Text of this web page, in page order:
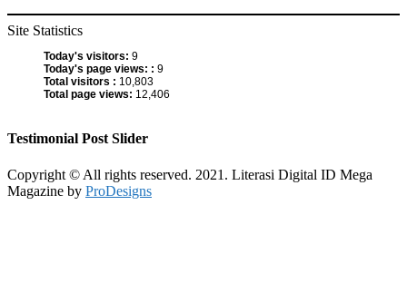
Site Statistics
Today's visitors: 9
Today's page views: : 9
Total visitors : 10,803
Total page views: 12,406
Testimonial Post Slider
Copyright © All rights reserved. 2021. Literasi Digital ID Mega
Magazine by ProDesigns